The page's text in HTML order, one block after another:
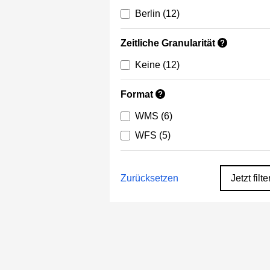
Berlin (12)
Zeitliche Granularität ?
Keine (12)
Format ?
WMS (6)
WFS (5)
Zurücksetzen Jetzt